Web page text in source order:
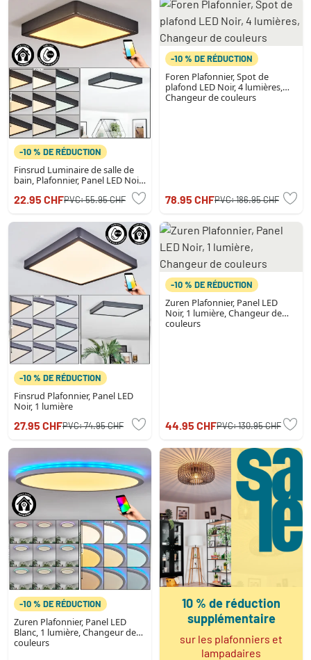
-10 % DE RÉDUCTION
Finsrud Luminaire de salle de
bain, Plafonnier, Panel LED Noir,
22.95 CHFPVC:55.95 CHF
-10 % DE RÉDUCTION
Foren Plafonnier, Spot de
plafond LED Noir, 4 lumières,
Changeur de couleurs
78.95 CHFPVC:186.95 CHF
-10 % DE RÉDUCTION
Finsrud Plafonnier, Panel LED
Noir, 1 lumière
27.95 CHFPVC:74.95 CHF
-10 % DE RÉDUCTION
Zuren Plafonnier, Panel LED
Noir, 1 lumière, Changeur de
couleurs
44.95 CHFPVC:130.95 CHF
-10 % DE RÉDUCTION
Zuren Plafonnier, Panel LED
Blanc, 1 lumière, Changeur de
couleurs
10 % de réduction
supplémentaire
sur les plafonniers et
lampadaires